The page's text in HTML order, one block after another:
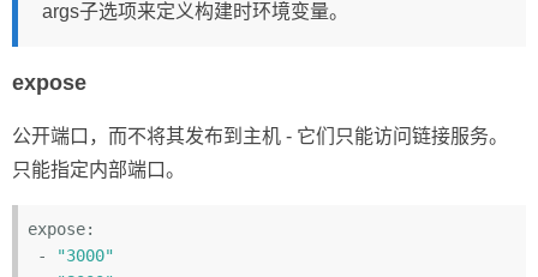
args子选项来定义构建时环境变量。
expose
公开端口，而不将其发布到主机 - 它们只能访问链接服务。
只能指定内部端口。
expose:
-
"3000"